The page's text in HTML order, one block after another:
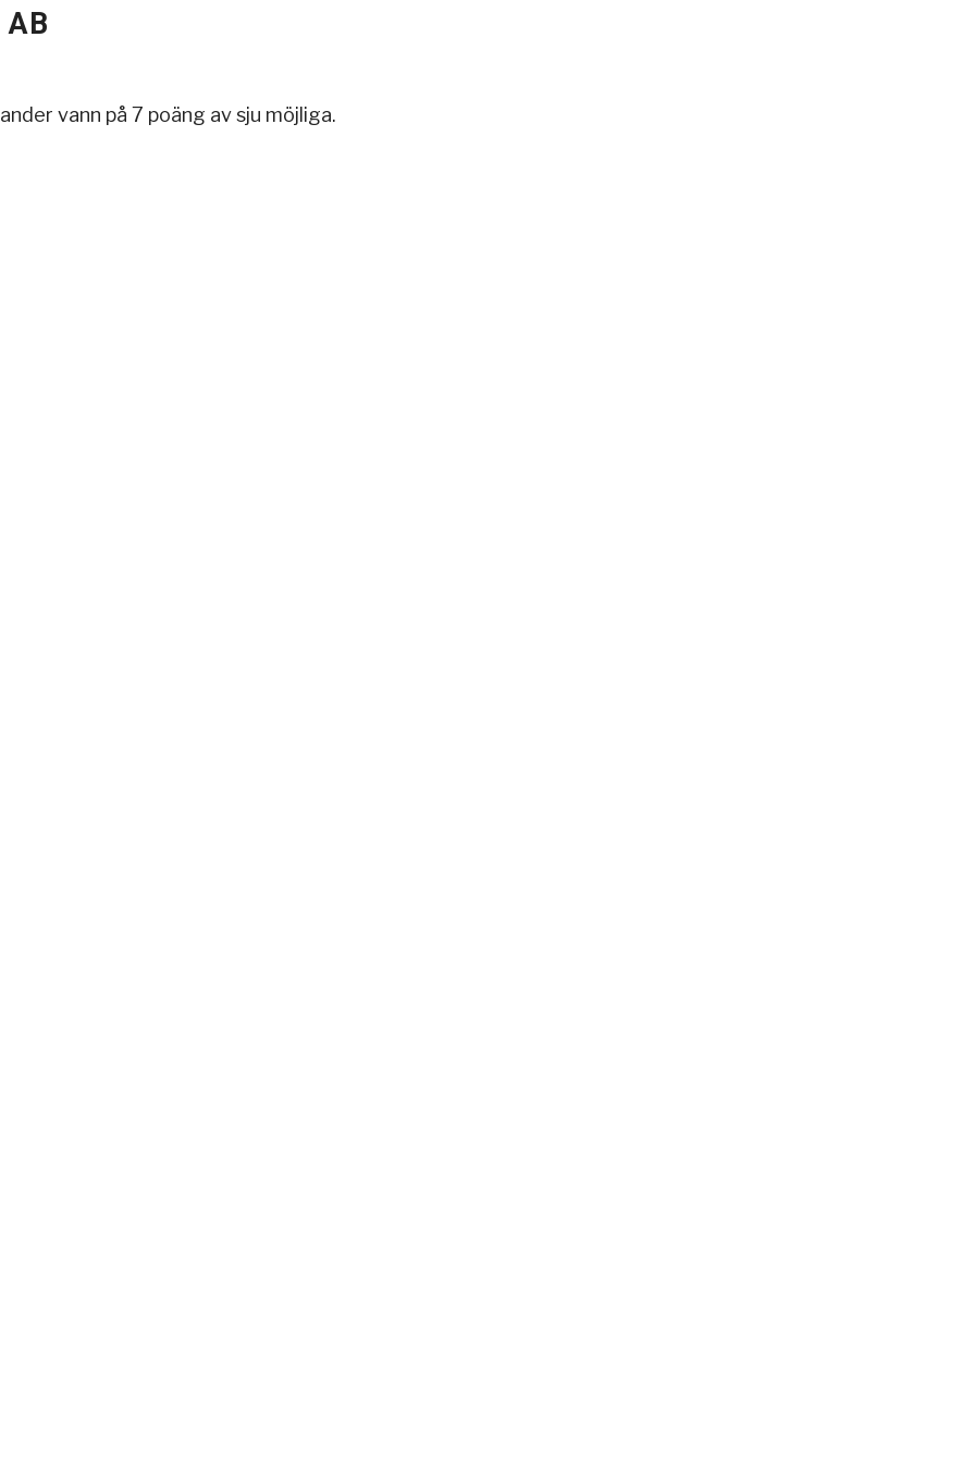
vann på 7 poäng av sju möjliga.